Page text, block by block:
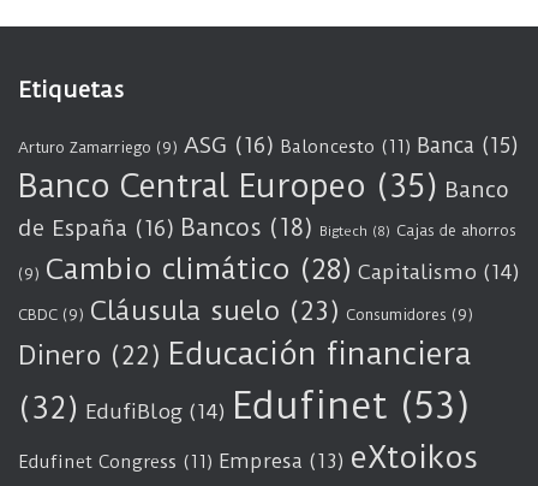
Etiquetas
Arturo Zamarriego (9) ASG (16) Baloncesto (11) Banca (15)
Banco Central Europeo (35) Banco
de España (16) Bancos (18) Bigtech (8) Cajas de ahorros
(9) Cambio climático (28) Capitalismo (14)
CBDC (9) Cláusula suelo (23) Consumidores (9)
Dinero (22) Educación financiera
(32) EdufiBlog (14) Edufinet (53)
Edufinet Congress (11) Empresa (13) eXtoikos